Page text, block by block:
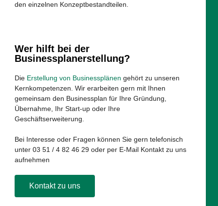
den einzelnen Konzeptbestandteilen.
Wer hilft bei der
Businessplanerstellung?
Die Erstellung von Businessplänen gehört zu unseren
Kernkompetenzen. Wir erarbeiten gern mit Ihnen
gemeinsam den Businessplan für Ihre Gründung,
Übernahme, Ihr Start-up oder Ihre
Geschäftserweiterung.
Bei Interesse oder Fragen können Sie gern telefonisch
unter 03 51 / 4 82 46 29 oder per E-Mail Kontakt zu uns
aufnehmen
Kontakt zu uns